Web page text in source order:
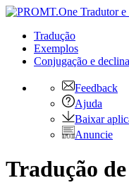
Tradução
Exemplos
Conjugação e
Feedback
Ajuda
Baixar
Anuncie
Tradução